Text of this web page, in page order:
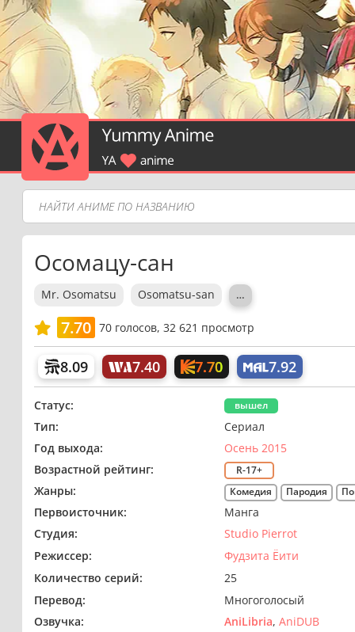
Осомацу-сан
Mr. Osomatsu Osomatsu-san …
7.70 70голосов, 32 621 просмотр
8.09 7.40 7.70 7.92
Статус: вышел
Тип:
Сериал
Год выхода:
Осень 2015
Возрастной рейтинг:
R-17+
Жанры: Комедия Пародия
Первоисточник:
Манга
Студия:
Studio Pierrot
Режиссер:
Фудзита Ёити
Количество серий:
25
Перевод:
Многоголосый
Озвучка:
AniLibria AniDUB